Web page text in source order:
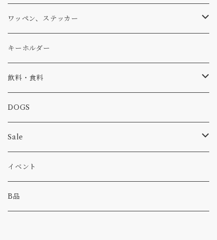
アウター
コラボ
食品
コーヒー
焚き火
小物
ステッカー
小物
バイク
カー
Tシャツ
キャップ、ニット
バッグ
小物
パンツ
パーカー・トレーナー
ワッペン、ステッカー
ワッペン
ステッカー
ピン
キーホルダー
飲料・食料
コーヒー
食べ物
DOGS
Sale
カー
キャンプ
イベント
B品